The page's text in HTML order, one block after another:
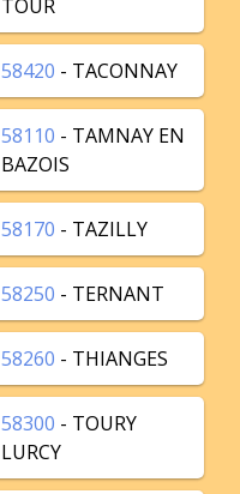
TOUR
58420 - TACONNAY
58110 - TAMNAY EN
BAZOIS
58170 - TAZILLY
58250 - TERNANT
58260 - THIANGES
58300 - TOURY
LURCY